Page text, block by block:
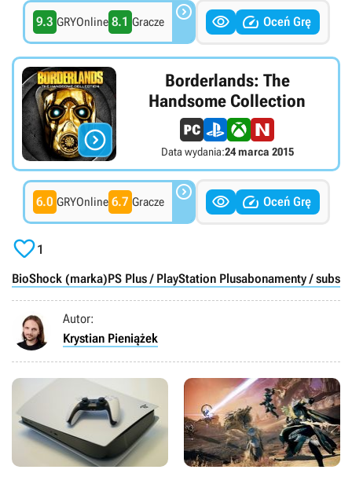
9.3 GRYOnline 8.1 Gracze    Oceń Grę

Borderlands: The
Handsome Collection
Data wydania:24 marca 2015
6.0 GRYOnline 6.7 Gracze    Oceń Grę
1
BioShock (marka)PS Plus / PlayStation Plusabonamenty /
Autor:
Krystian Pieniążek